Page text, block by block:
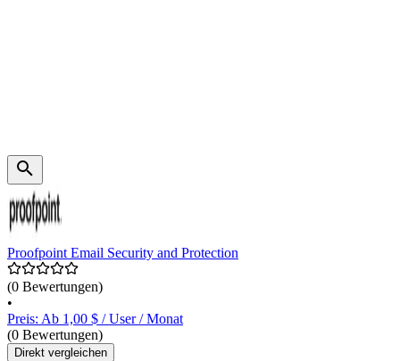
Proofpoint Email Security and Protection
(0 Bewertungen)
•
Preis: Ab 1,00 $ / User / Monat
(0 Bewertungen)
Direkt vergleichen